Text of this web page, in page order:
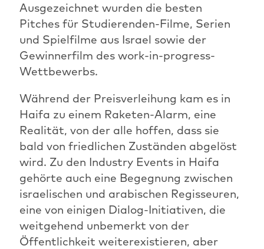
Ausgezeichnet wurden die besten
Pitches für Studierenden-Filme, Serien
und Spielfilme aus Israel sowie der
Gewinnerfilm des work-in-progress-
Wettbewerbs.
Während der Preisverleihung kam es in
Haifa zu einem Raketen-Alarm, eine
Realität, von der alle hoffen, dass sie
bald von friedlichen Zuständen abgelöst
wird. Zu den Industry Events in Haifa
gehörte auch eine Begegnung zwischen
israelischen und arabischen Regisseuren,
eine von einigen Dialog-Initiativen, die
weitgehend unbemerkt von der
Öffentlichkeit weiterexistieren, aber